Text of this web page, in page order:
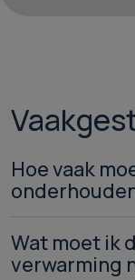
Hoe vaak
Wat moet ik
verwarming